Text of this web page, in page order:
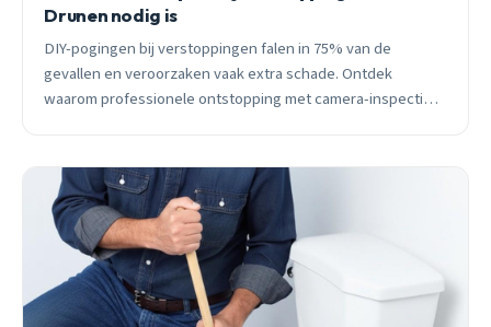
Drunen nodig is
DIY-pogingen bij verstoppingen falen in 75% van de
gevallen en veroorzaken vaak extra schade. Ontdek
waarom professionele ontstopping met camera-inspectie